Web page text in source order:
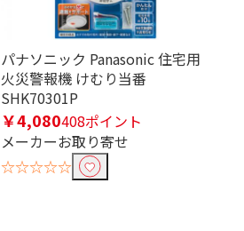
パナソニック Panasonic 住宅用
火災警報機 けむり当番
SHK70301P
￥4,080408ポイント
メーカーお取り寄せ
☆☆☆☆☆